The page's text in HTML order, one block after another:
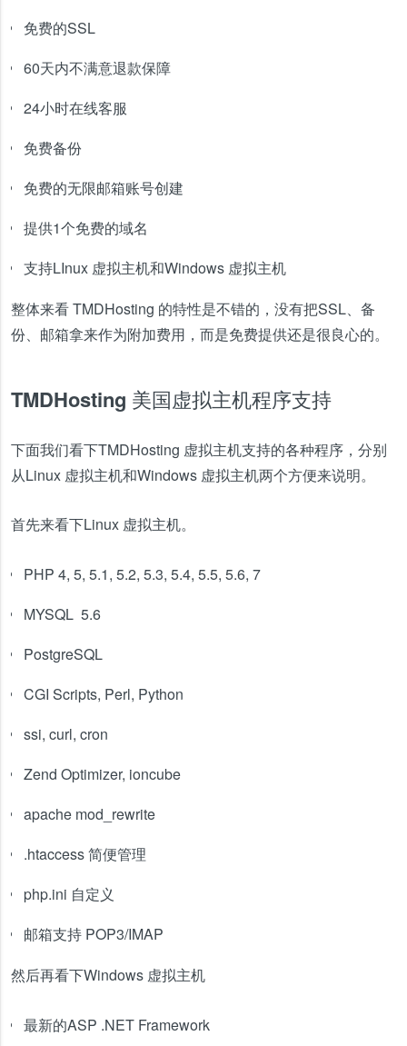
免费的SSL
60天内不满意退款保障
24小时在线客服
免费备份
免费的无限邮箱账号创建
提供1个免费的域名
支持LInux 虚拟主机和Windows 虚拟主机
整体来看 TMDHosting 的特性是不错的，没有把SSL、备
份、邮箱拿来作为附加费用，而是免费提供还是很良心的。
TMDHosting 美国虚拟主机程序支持
下面我们看下TMDHosting 虚拟主机支持的各种程序，分别
从Linux 虚拟主机和Windows 虚拟主机两个方便来说明。
首先来看下Linux 虚拟主机。
PHP 4, 5, 5.1, 5.2, 5.3, 5.4, 5.5, 5.6, 7
MYSQL 5.6
PostgreSQL
CGI Scripts, Perl, Python
ssi, curl, cron
Zend Optimizer, ioncube
apache mod_rewrite
.htaccess 简便管理
php.ini 自定义
邮箱支持 POP3/IMAP
然后再看下Windows 虚拟主机
最新的ASP .NET Framework